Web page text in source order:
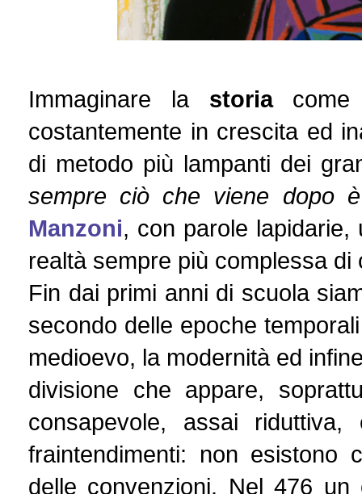
Immaginare la storiacome
costantemente in crescita ed
di metodo più lampanti dei
sempre ciò che viene dopo
Manzoni, con parole lapidarie,
realtà sempre più complessa di
Fin dai primi anni di scuola
secondo delle epoche
medioevo, la modernità ed
divisione che appare,
consapevole, assai
fraintendimenti: non esistono
delle convenzioni. Nel 476